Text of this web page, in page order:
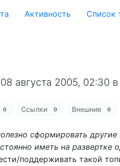
Активность Cписок
08 августа 2005, 02:30 в
0 Ссылки 0 Внешние 0
сформировать
иметь на
поддерживать такой